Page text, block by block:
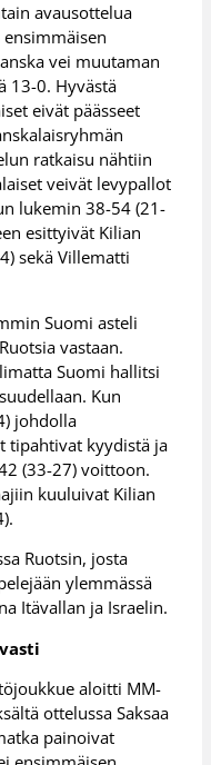
avausottelua
ensimmäisen
vei muutaman
13-0. Hyvästä
eivät päässeet
ratkaisu nähtiin
veivät levypallot
lukemin 38-54 (21-
esittyivät Kilian
sekä Villematti
Suomi asteli
vastaan.
Suomi hallitsi
Kun
johdolla
tipahtivat kyydistä ja
(33-27) voittoon.
kuuluivat Kilian
Ruotsin, josta
ylemmässä
Itävallan ja Israelin.
aloitti MM-
ottelussa Saksaa
painoivat